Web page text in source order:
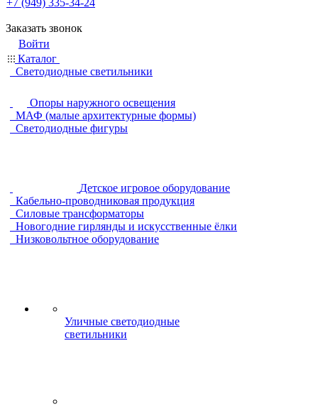
+7 (949) 335-34-24
Заказать звонок
Войти
Каталог
Светодиодные светильники
Опоры наружного освещения
МАФ (малые архитектурные формы)
Светодиодные фигуры
Детское игровое оборудование
Кабельно-проводниковая продукция
Силовые трансформаторы
Новогодние гирлянды и искусственные ёлки
Низковольтное оборудование
Уличные светодиодные
светильники